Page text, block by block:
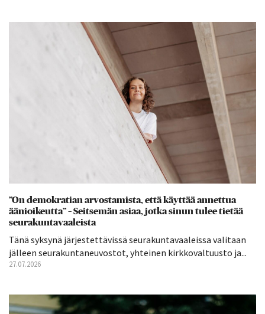
”On demokratian arvostamista, että käyttää annettua
äänioikeutta” – Seitsemän asiaa, jotka sinun tulee tietää
seurakuntavaaleista
Tänä syksynä järjestettävissä seurakuntavaaleissa valitaan
jälleen seurakuntaneuvostot, yhteinen kirkkovaltuusto ja...
27.07.2026